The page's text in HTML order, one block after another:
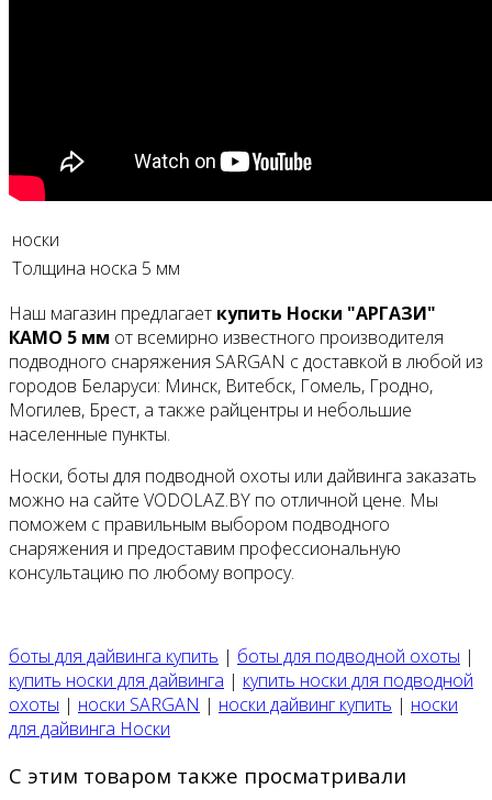
носки
Толщина носка 5 мм
Наш магазин предлагает купить Носки "АРГАЗИ"
КАМО 5 мм от всемирно известного производителя
подводного снаряжения SARGAN с доставкой в любой из
городов Беларуси: Минск, Витебск, Гомель, Гродно,
Могилев, Брест, а также райцентры и небольшие
населенные пункты.
Носки, боты для подводной охоты или дайвинга заказать
можно на сайте VODOLAZ.BY по отличной цене. Мы
поможем с правильным выбором подводного
снаряжения и предоставим профессиональную
консультацию по любому вопросу.
боты для дайвинга купить | боты для подводной охоты |
купить носки для дайвинга | купить носки для подводной
охоты | носки SARGAN | носки дайвинг купить | носки
для дайвинга Носки
С этим товаром также просматривали